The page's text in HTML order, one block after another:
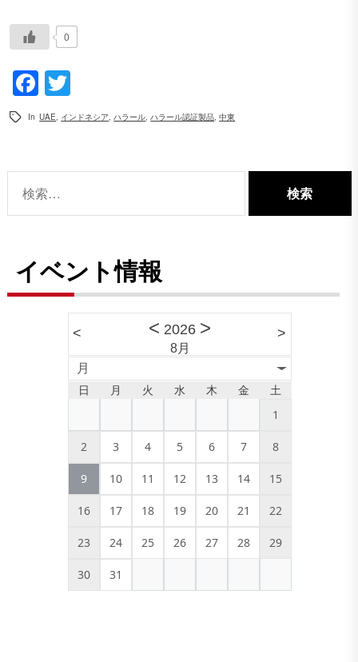
0
Facebook
In UAE インドネシア ,ハラール ,ハラール認証製品 ,中東
索:
イベント情報
< < 2026 >
8月
>
月
日 月 火 水 木 金 土
1
2 3 4 5 6 7 8
9 10 11 12 13 14 15
16 17 18 19 20 21 22
23 24 25 26 27 28 29
30 31